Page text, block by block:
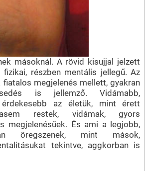
másoknál. A rövid kisujjal jelzett
fizikai, részben mentális jellegű. Az
fiatalos megjelenés mellett, gyakran
is jellemző. Vidámabb,
az életük, mint érett
restek, vidámak, gyors
megjelenésűek. És ami a legjobb,
öregszenek, mint mások,
tekintve, aggkorban is